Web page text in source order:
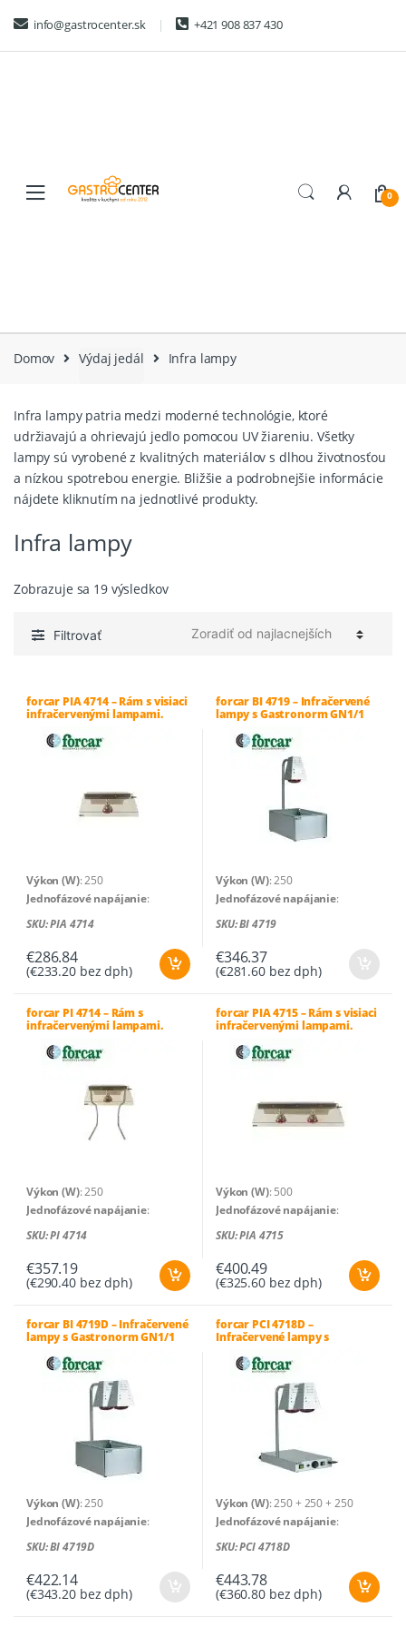
navigation
content
info@gastrocenter.sk +421 908 837 430
0
Domov Výdaj jedál Infra lampy
Infra lampy patria medzi moderné technológie, ktoré
udržiavajú a ohrievajú jedlo pomocou UV žiareniu. Všetky
lampy sú vyrobené z kvalitných materiálov s dlhou životnosťou
a nízkou spotrebou energie. Bližšie a podrobnejšie informácie
nájdete kliknutím na jednotlivé produkty.
Infra lampy
Zobrazuje sa 19 výsledkovZoradené
ceny:
najvyššiu
Filtrovať
forcar PIA 4714 – Rám s visiaci
infračervenými lampami.
Výkon (W): 250
Jednofázové napájanie:
230V/50-60Hz
Počet lámp
Rozmery zariadenia (cm)
: 45 x
Hrubá hmotnosť (kg) : 9
Čistá hmotnosť (kg): 7,5
SKU: PIA 4714
€286.84
(€233.20bez dph)
forcar BI 4719 – Infračervené
lampy s Gastronorm GN1/1
Výkon (W): 250
Jednofázové napájanie:
230V/50-60Hz
Počet lámp
Rozmery zariadenia (cm)
: 60 x
Hrubá hmotnosť (kg): 15
Čistá hmotnosť (kg): 13
SKU: BI 4719
€346.37
(€281.60bez dph)
forcar PI 4714 – Rám s
infračervenými lampami.
Výkon (W): 250
Jednofázové napájanie:
230V/50-60Hz
Počet lámp
Rozmery zariadenia (cm)
: 45 x
Hrubá hmotnosť (kg): 9
Čistá hmotnosť (kg): 7,5
SKU: PI 4714
€357.19
(€290.40bez dph)
forcar PIA 4715 – Rám s visiaci
infračervenými lampami.
Výkon (W): 500
Jednofázové napájanie:
230V/50-60Hz
Počet lámp
Rozmery zariadenia (cm)
: 85 x
Hrubá hmotnosť (kg)
Čistá hmotnosť (kg): 10
SKU: PIA 4715
€400.49
(€325.60bez dph)
forcar BI 4719D – Infračervené
lampy s Gastronorm GN1/1
Výkon (W): 250
Jednofázové napájanie:
230V/50-60Hz
Počet lámp
Rozmery zariadenia (cm)
: 60 x
SKU: BI 4719D
€422.14
(€343.20bez dph)
forcar PCI 4718D –
Infračervené lampy s
Výkon (W): 250 + 250 + 250
Jednofázové napájanie:
230V/50-60Hz
Počet lámp
Rozmery zariadenia (cm)
: 58 x
SKU: PCI 4718D
€443.78
(€360.80bez dph)